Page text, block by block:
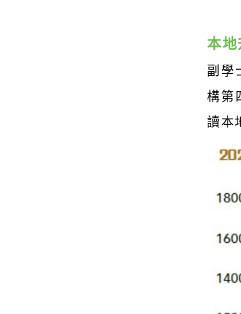
本地
副學
構第
讀本